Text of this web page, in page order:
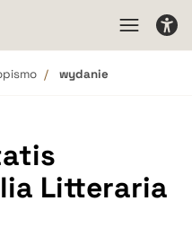
wydanie
Litteraria